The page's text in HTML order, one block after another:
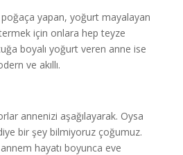
yapan, yoğurt mayalayan
için onlara hep teyze
boyalı yoğurt veren anne ise
ve akıllı.
annenizi aşağılayarak. Oysa
bir şey bilmiyoruz çoğumuz.
hayatı boyunca eve